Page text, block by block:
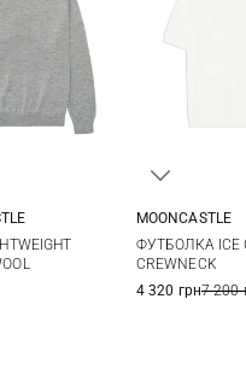
MOONCASTLE
ФУТБОЛКА ICE
CREWNECK
4 320 грн7 200